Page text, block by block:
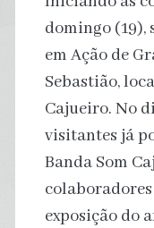
domingo (19),
em Ação de
Sebastião,
Cajueiro. No
visitantes já
Banda Som
exposição do